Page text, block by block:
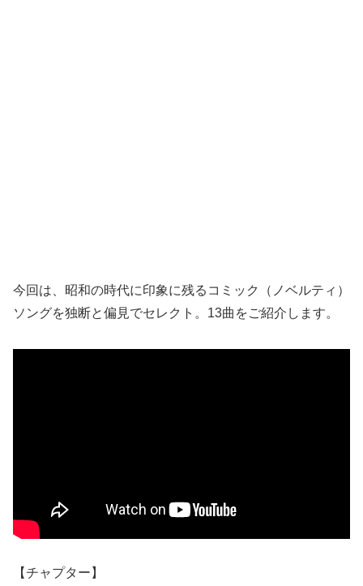
今回は、昭和の時代に印象に残るコミック（ノベルティ）
ソングを独断と偏見でセレクト。13曲をご紹介します。
【チャプター】